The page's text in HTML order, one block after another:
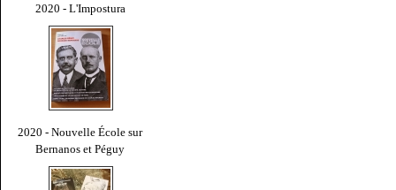
2020 - L'Impostura
2020 - Nouvelle École sur
Bernanos et Péguy